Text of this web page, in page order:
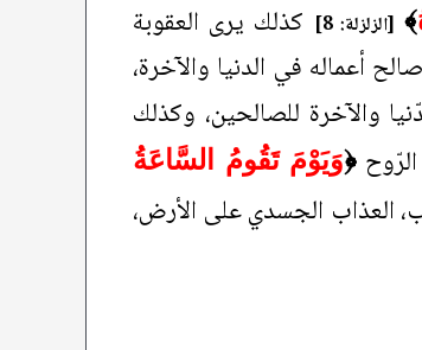
﴾ [الزلزلة: 8]
كذلك يرى العقوبة
أعماله في الدنيا والآخرة،
والآخرة للصالحين، وكذلك
﴿وَيَوْمَ تَقُومُ السَّاعَةُ
العذاب الجسدي على الأرض،